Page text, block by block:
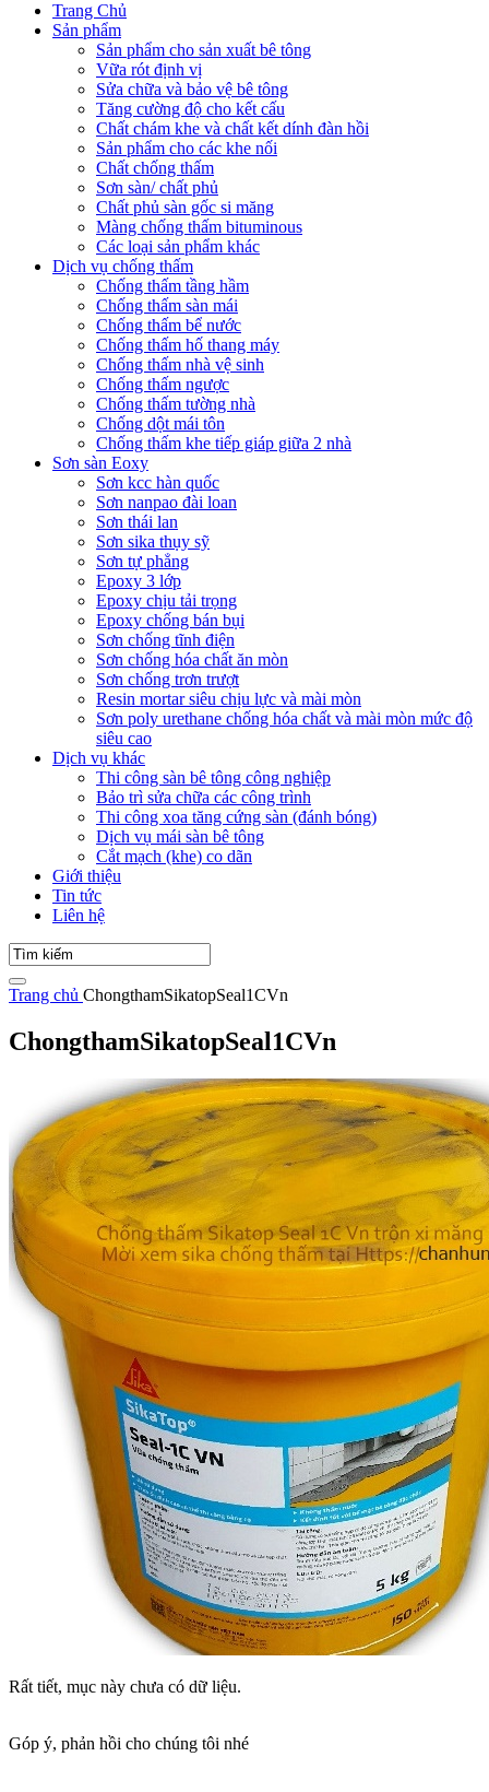
Trang Chủ
Sản phẩm
Sản phẩm cho sản xuất bê tông
Vữa rót định vị
Sửa chữa và bảo vệ bê tông
Tăng cường độ cho kết cấu
Chất chám khe và chất kết dính đàn hồi
Sản phẩm cho các khe nối
Chất chống thấm
Sơn sàn/ chất phủ
Chất phủ sàn gốc si măng
Màng chống thấm bituminous
Các loại sản phẩm khác
Dịch vụ chống thấm
Chống thấm tầng hầm
Chống thấm sàn mái
Chống thấm bể nước
Chống thấm hố thang máy
Chống thấm nhà vệ sinh
Chống thấm ngược
Chống thấm tường nhà
Chống dột mái tôn
Chống thấm khe tiếp giáp giữa 2 nhà
Sơn sàn Eoxy
Sơn kcc hàn quốc
Sơn nanpao đài loan
Sơn thái lan
Sơn sika thụy sỹ
Sơn tự phẳng
Epoxy 3 lớp
Epoxy chịu tải trọng
Epoxy chống bán bụi
Sơn chống tĩnh điện
Sơn chống hóa chất ăn mòn
Sơn chống trơn trượt
Resin mortar siêu chịu lực và mài mòn
Sơn poly urethane chống hóa chất và mài mòn mức độ
siêu cao
Dịch vụ khác
Thi công sàn bê tông công nghiệp
Bảo trì sửa chữa các công trình
Thi công xoa tăng cứng sàn (đánh bóng)
Dịch vụ mái sàn bê tông
Cắt mạch (khe) co dãn
Giới thiệu
Tin tức
Liên hệ
Trang chủ ChongthamSikatopSeal1CVn
ChongthamSikatopSeal1CVn
Rất tiết, mục này chưa có dữ liệu.
Góp ý, phản hồi cho chúng tôi nhé